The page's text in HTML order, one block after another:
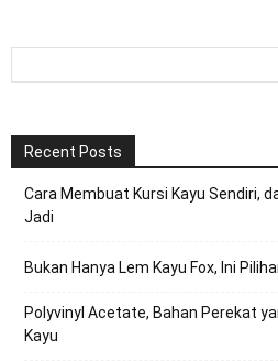
Recent Posts
Cara Membuat Kursi Kayu Sendiri,
Jadi
Bukan Hanya Lem Kayu Fox, Ini
Polyvinyl Acetate, Bahan Perekat
Kayu